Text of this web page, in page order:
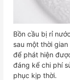
Bồn cầu bị rỉ
sau một thời
để phát hiện
đáng kể chi phí
phục kịp thời.